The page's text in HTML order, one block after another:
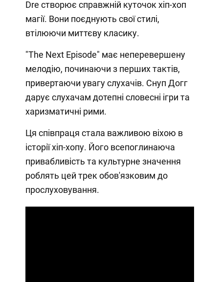
Dre створює справжній куточок хіп-хоп
магії. Вони поєднують свої стилі,
втілюючи миттєву класику.
"The Next Episode" має неперевершену
мелодію, починаючи з перших тактів,
привертаючи увагу слухачів. Снуп Догг
дарує слухачам дотепні словесні ігри та
харизматичні рими.
Ця співпраця стала важливою віхою в
історії хіп-хопу. Його всепоглинаюча
привабливість та культурне значення
роблять цей трек обов'язковим до
прослуховування.